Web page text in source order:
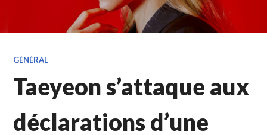
GÉNÉRAL
Taeyeon s’attaque aux
déclarations d’une